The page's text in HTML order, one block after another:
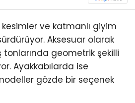
ve katmanlı giyim
Aksesuar olarak
tonlarında geometrik şekilli
Ayakkabılarda ise
gözde bir seçenek